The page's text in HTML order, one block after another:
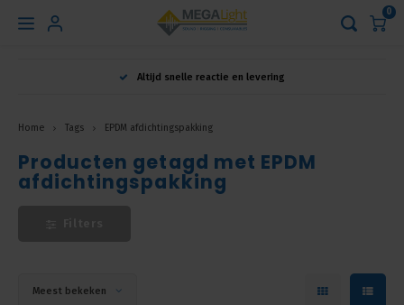
Hoofdmenu
Nederlands
0
Altijd snelle reactie en levering
Home Tags EPDM afdichtingspakking
Producten getagd met EPDM
afdichtingspakking
Meest bekeken